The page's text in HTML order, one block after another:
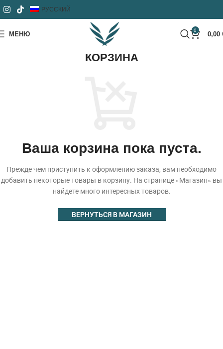
РУССКИЙ
МЕНЮ 0 0,00
КОРЗИНА
Ваша корзина пока пуста.
Прежде чем приступить к оформлению заказа, вам необходимо
добавить некоторые товары в корзину. На странице «Магазин» вы
найдете много интересных товаров.
ВЕРНУТЬСЯ В МАГАЗИН